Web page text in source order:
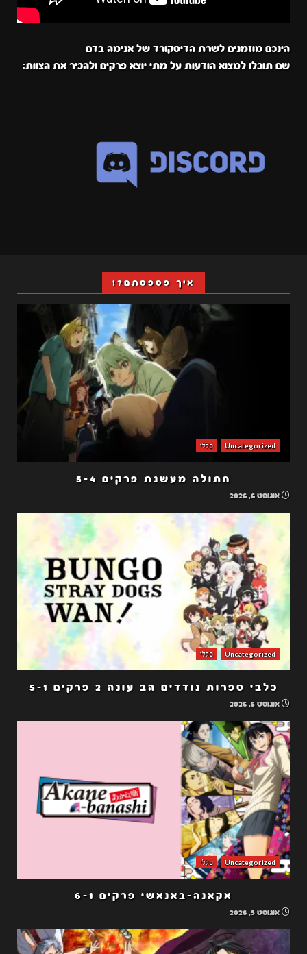
הינכם מוזמנים לשרת הדיסקורד של אנימה בדם
שם תוכלו למצוא הודעות על מתי יוצא פרקים ולהכיר את הצוות:
איך פספסתם?!
Uncategorized כללי
חתולה מעשנת פרקים 5-4
אוגוסט 6, 2026
Uncategorized כללי
כלבי ספרות נודדים הב עונה 2 פרקים 5-1
אוגוסט 5, 2026
Uncategorized כללי
אקאנה-באנאשי פרקים 6-1
אוגוסט 5, 2026